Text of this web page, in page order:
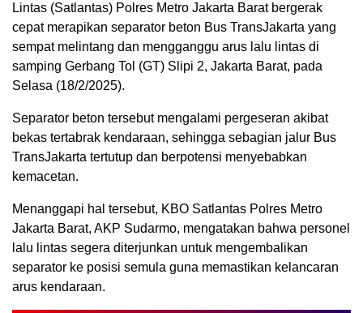
Lintas (Satlantas) Polres Metro Jakarta Barat bergerak
cepat merapikan separator beton Bus TransJakarta yang
sempat melintang dan mengganggu arus lalu lintas di
samping Gerbang Tol (GT) Slipi 2, Jakarta Barat, pada
Selasa (18/2/2025).
Separator beton tersebut mengalami pergeseran akibat
bekas tertabrak kendaraan, sehingga sebagian jalur Bus
TransJakarta tertutup dan berpotensi menyebabkan
kemacetan.
Menanggapi hal tersebut, KBO Satlantas Polres Metro
Jakarta Barat, AKP Sudarmo, mengatakan bahwa personel
lalu lintas segera diterjunkan untuk mengembalikan
separator ke posisi semula guna memastikan kelancaran
arus kendaraan.